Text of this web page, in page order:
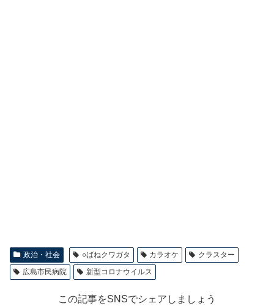
政治・社会 ○ばねクワガタ カラオケ
クラスター
広島市民病院
新型コロナウイルス
この記事をSNSでシェアしましょう